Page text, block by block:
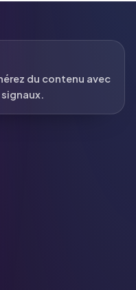
du contenu avec